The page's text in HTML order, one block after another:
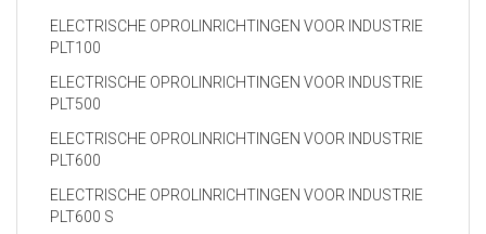
ELECTRISCHE OPROLINRICHTINGEN VOOR INDUSTRIE
PLT100
ELECTRISCHE OPROLINRICHTINGEN VOOR INDUSTRIE
PLT500
ELECTRISCHE OPROLINRICHTINGEN VOOR INDUSTRIE
PLT600
ELECTRISCHE OPROLINRICHTINGEN VOOR INDUSTRIE
PLT600 S